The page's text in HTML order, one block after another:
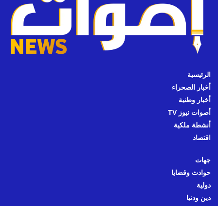
الرئيسية
أخبار الصحراء
أخبار وطنية
أصوات نيوز TV
أنشطة ملكية
اقتصاد
جهات
حوادث وقضايا
دولية
دين ودنيا